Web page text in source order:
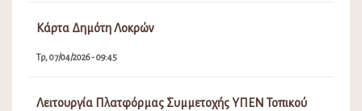
Κάρτα Δημότη Λοκρών
Τρ, 07/04/2026 - 09:45
Λειτουργία Πλατφόρμας Συμμετοχής ΥΠΕΝ Τοπικού